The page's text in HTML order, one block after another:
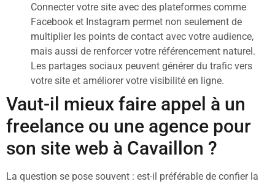
Connecter votre site avec des plateformes comme
Facebook et Instagram permet non seulement de
multiplier les points de contact avec votre audience,
mais aussi de renforcer votre référencement naturel.
Les partages sociaux peuvent générer du trafic vers
votre site et améliorer votre visibilité en ligne.
Vaut-il mieux faire appel à un
freelance ou une agence pour
son site web à Cavaillon ?
La question se pose souvent : est-il préférable de confier la